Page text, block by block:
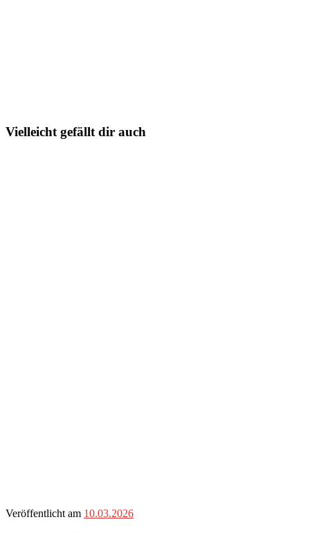
Vielleicht gefällt dir auch
Veröffentlicht am 10.03.2026